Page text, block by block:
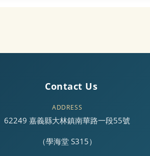
Contact Us
ADDRESS
62249 嘉義縣大林鎮南華路一段55號
（學海堂 S315）